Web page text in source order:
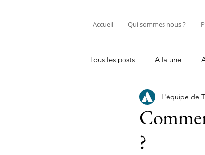
Accueil Qui sommes nous ?
Tous les posts A la une
Entretenir sa trottinette
Professionnel
?
L'équipe de